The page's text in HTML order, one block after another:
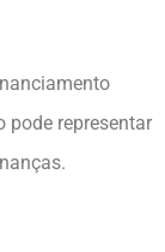
pode representar